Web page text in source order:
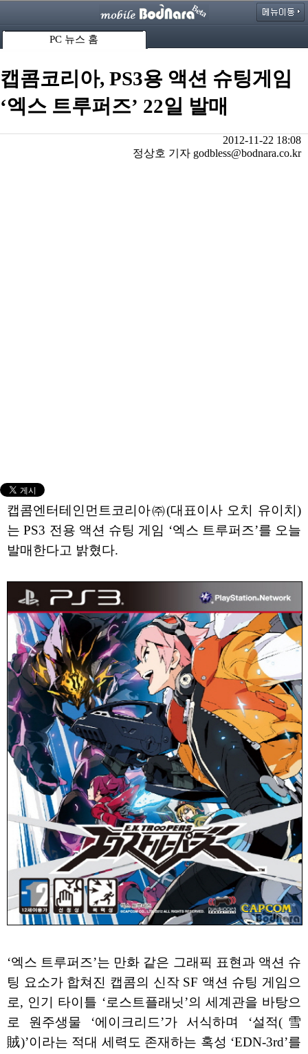
PC 뉴스 홈
캡콤코리아, PS3용 액션 슈팅게임
‘엑스 트루퍼즈’ 22일 발매
2012-11-22 18:08
정상호 기자 godbless@bodnara.co.kr
캡콤엔터테인먼트코리아㈜(대표이사 오치 유이치)
는 PS3 전용 액션 슈팅 게임 ‘엑스 트루퍼즈’를 오늘
발매한다고 밝혔다.
‘엑스 트루퍼즈’는 만화 같은 그래픽 표현과 액션 슈
팅 요소가 합쳐진 캡콤의 신작 SF 액션 슈팅 게임으
로, 인기 타이틀 ‘로스트플래닛’의 세계관을 바탕으
로 원주생물 ‘에이크리드’가 서식하며 ‘설적(雪
賊)’이라는 적대 세력도 존재하는 혹성 ‘EDN-3rd’를